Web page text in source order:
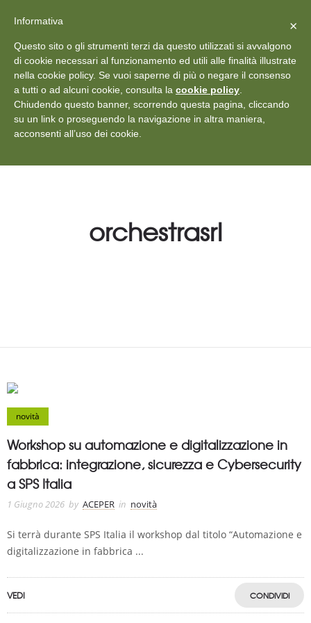
+39 011 18867102 info@aceper.it Statuto
Aceper
orchestrasrl
novità
Workshop su automazione e digitalizzazione in
fabbrica: integrazione, sicurezza e Cybersecurity
a SPS Italia
1 Giugno 2026 by ACEPER in novità
Si terrà durante SPS Italia il workshop dal titolo “Automazione e
digitalizzazione in fabbrica ...
VEDI CONDIVIDI
Vedi: Protezione dei dati personali ×
Informativa
Questo sito o gli strumenti terzi da questo utilizzati si avvalgono
di cookie necessari al funzionamento ed utili alle finalità illustrate
nella cookie policy. Se vuoi saperne di più o negare il consenso
a tutti o ad alcuni cookie, consulta la cookie policy
Chiudendo questo banner, scorrendo questa pagina, cliccando
su un link o proseguendo la navigazione in altra maniera,
acconsenti all’uso dei cookie.